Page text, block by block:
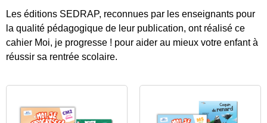
Les éditions SEDRAP, reconnues par les enseignants pour
la qualité pédagogique de leur publication, ont réalisé ce
cahier Moi, je progresse ! pour aider au mieux votre enfant à
réussir sa rentrée scolaire.